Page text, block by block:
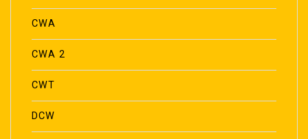
CWA
CWA 2
CWT
DCW